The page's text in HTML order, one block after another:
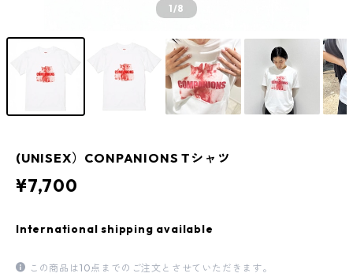
1/8
(UNISEX）CONPANIONS Tシャツ
¥7,700
International shipping available
この商品は10点までのご注文とさせていただきます。